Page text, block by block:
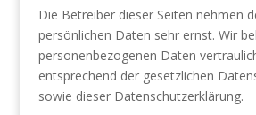
Die Betreiber dieser Seiten nehmen
persönlichen Daten sehr ernst. Wir
personenbezogenen Daten
entsprechend der gesetzlichen
sowie dieser Datenschutzerklärung.